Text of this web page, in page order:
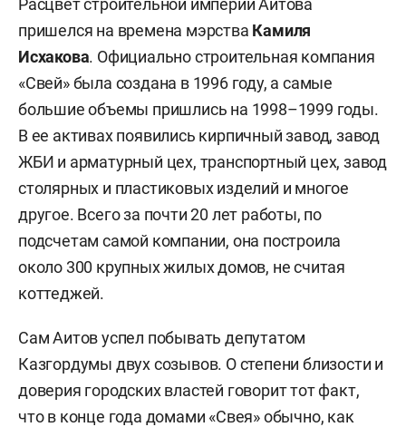
Расцвет строительной империи Аитова
пришелся на времена мэрства Камиля
Исхакова. Официально строительная компания
«Свей» была создана в 1996 году, а самые
большие объемы пришлись на 1998–1999 годы.
В ее активах появились кирпичный завод, завод
ЖБИ и арматурный цех, транспортный цех, завод
столярных и пластиковых изделий и многое
другое. Всего за почти 20 лет работы, по
подсчетам самой компании, она построила
около 300 крупных жилых домов, не считая
коттеджей.
Сам Аитов успел побывать депутатом
Казгордумы двух созывов. О степени близости и
доверия городских властей говорит тот факт,
что в конце года домами «Свея» обычно, как